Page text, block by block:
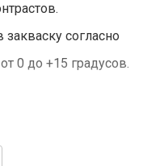
согласно
0 до +15 градусов.